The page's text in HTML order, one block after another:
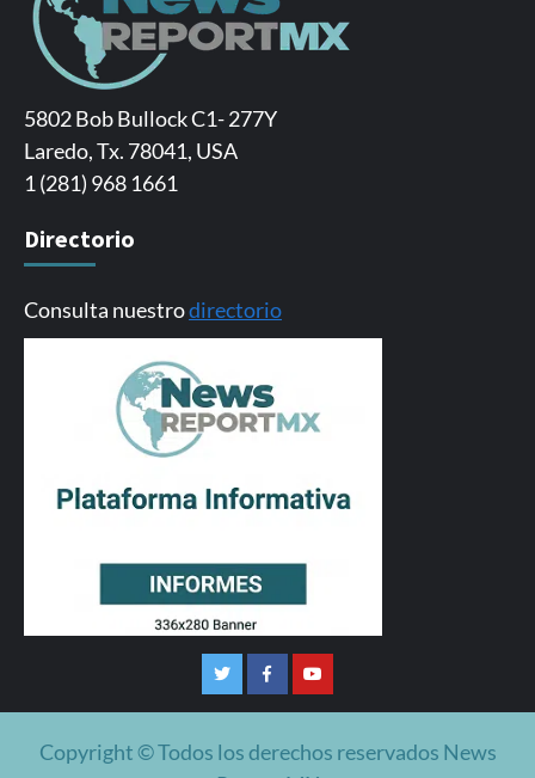
5802 Bob Bullock C1- 277Y
Laredo, Tx. 78041, USA
1 (281) 968 1661
Directorio
Consulta nuestrodirectorio
TwitterFacebookYoutube
Copyright © Todos los derechos reservados News